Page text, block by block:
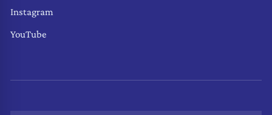
Instagram
YouTube